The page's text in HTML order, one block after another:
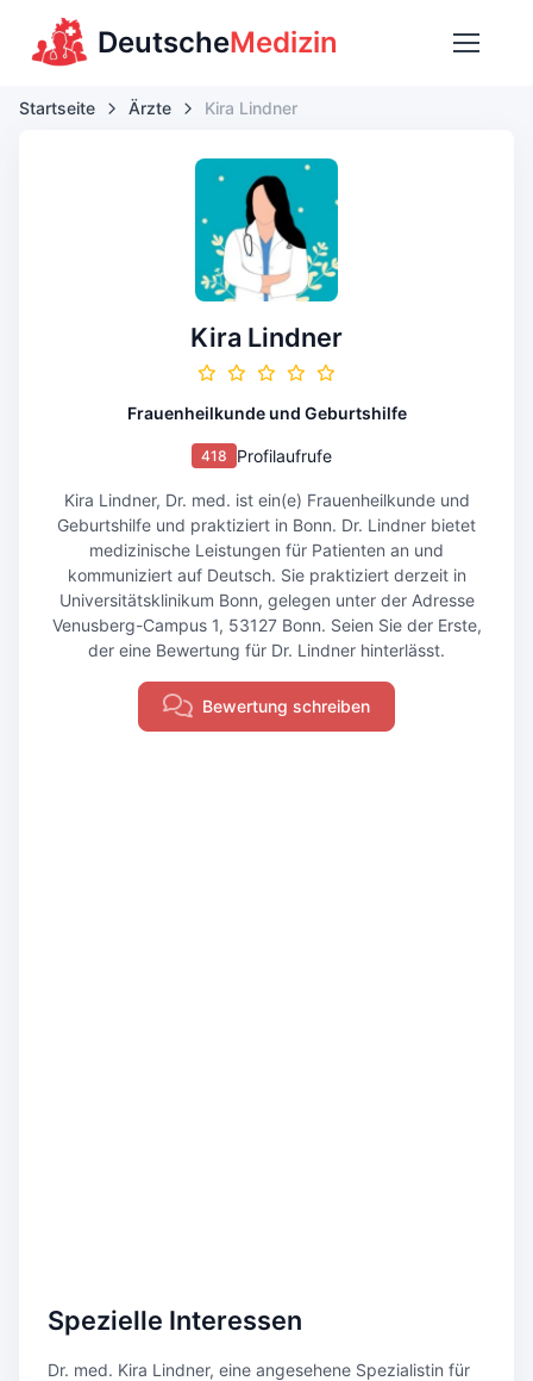
DeutscheMedizin
Startseite Ärzte Kira Lindner
Kira Lindner
Frauenheilkunde und Geburtshilfe
418 Profilaufrufe
Kira Lindner, Dr. med. ist ein(e) Frauenheilkunde und
Geburtshilfe und praktiziert in Bonn. Dr. Lindner bietet
medizinische Leistungen für Patienten an und
kommuniziert auf Deutsch. Sie praktiziert derzeit in
Universitätsklinikum Bonn, gelegen unter der Adresse
Venusberg-Campus 1, 53127 Bonn. Seien Sie der Erste,
der eine Bewertung für Dr. Lindner hinterlässt.
Bewertung schreiben
Spezielle Interessen
Dr. med. Kira Lindner, eine angesehene Spezialistin für